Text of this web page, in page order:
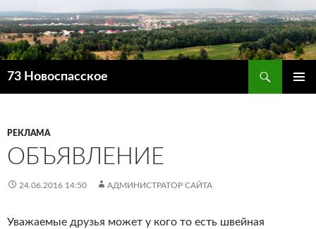
73 Новоспасское
РЕКЛАМА
ОБЪЯВЛЕНИЕ
24.06.2016 14:50 АДМИНИСТРАТОР САЙТА
Уважаемые друзья может у кого то есть швейная